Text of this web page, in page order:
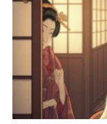
監視の網に絡め
起きていたのは
る“政治装置”と